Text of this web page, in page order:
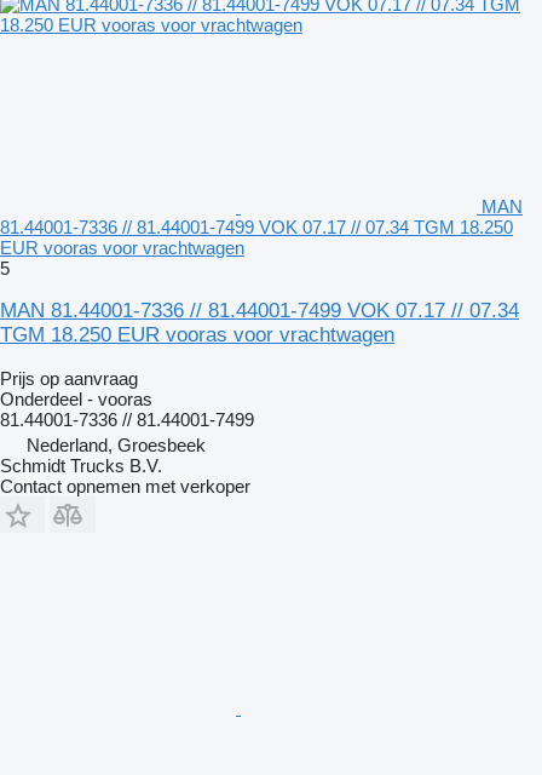
MAN
81.44001-7336 // 81.44001-7499 VOK 07.17 // 07.34 TGM 18.250
EUR vooras voor vrachtwagen
5
MAN 81.44001-7336 // 81.44001-7499 VOK 07.17 // 07.34
TGM 18.250 EUR vooras voor vrachtwagen
Prijs op aanvraag
Onderdeel - vooras
81.44001-7336 // 81.44001-7499
Nederland, Groesbeek
Schmidt Trucks B.V.
Contact opnemen met verkoper